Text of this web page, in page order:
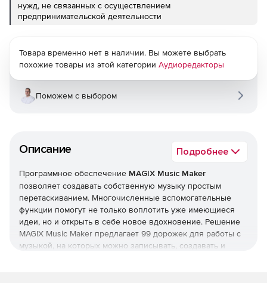
нужд, не связанных с осуществлением
предпринимательской деятельности
Описание Подробнее
Программное обеспечение MAGIX Music Maker
позволяет создавать собственную музыку простым
перетаскиванием. Многочисленные вспомогательные
функции помогут не только воплотить уже имеющиеся
идеи, но и открыть в себе новое вдохновение. Решение
MAGIX Music Maker предлагает 99 дорожек для работы с
музыкой, на которых можно записывать, создавать и
Товара временно нет в наличии. Вы можете выбрать
похожие товары из этой категории Аудиоредакторы
Поможем с выбором